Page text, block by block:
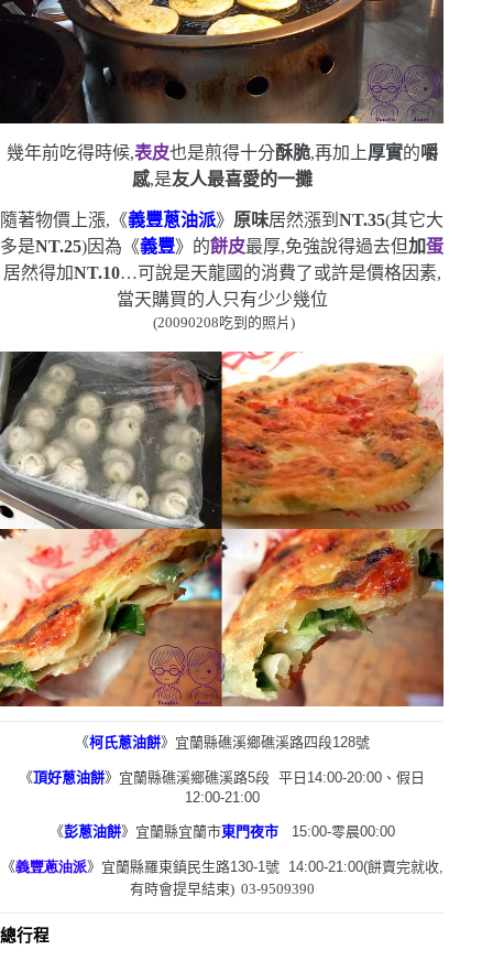
幾年前吃得時候,表皮也是煎得十分酥脆,再加上厚實的嚼
感,是友人最喜愛的一攤
隨著物價上漲,《義豐蔥油派》 原味居然漲到NT.35(其它大
多是NT.25)因為《義豐》的餅皮最厚,免強說得過去但加蛋
居然得加NT.10…可說是天龍國的消費了或許是價格因素,
當天購買的人只有少少幾位
(20090208吃到的照片 )
《柯氏蔥油餅》 宜蘭縣礁溪鄉礁溪路四段128號
《頂好蔥油餅》 宜蘭縣礁溪鄉礁溪路5段 平日 14:00-20:00 、假日
12:00-21:00
《彭蔥油餅》 宜蘭縣宜蘭市東門夜市15:00-零晨00:00
《義豐蔥油派》 宜蘭縣羅東鎮民生路130-1號14:00-21:00(餅賣完就收,
有時會提早結束) 03-9509390
總行程